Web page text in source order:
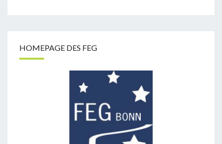
HOMEPAGE DES FEG